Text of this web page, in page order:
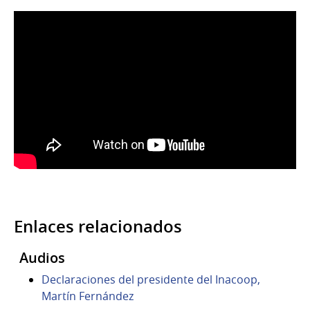
Enlaces relacionados
Audios
Declaraciones del presidente del Inacoop,
Martín Fernández